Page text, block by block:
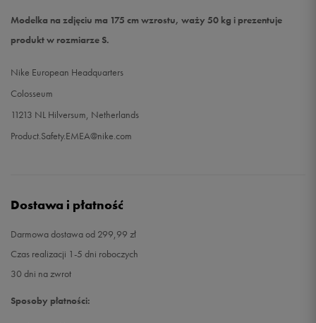
Modelka na zdjęciu ma 175 cm wzrostu, waży 50 kg i prezentuje
produkt w rozmiarze S.
Nike European Headquarters
Colosseum
11213 NL Hilversum, Netherlands
Product.Safety.EMEA@nike.com
Dostawa i płatność
Darmowa dostawa od 299,99 zł
Czas realizacji 1-5 dni roboczych
30 dni na zwrot
Sposoby płatności: